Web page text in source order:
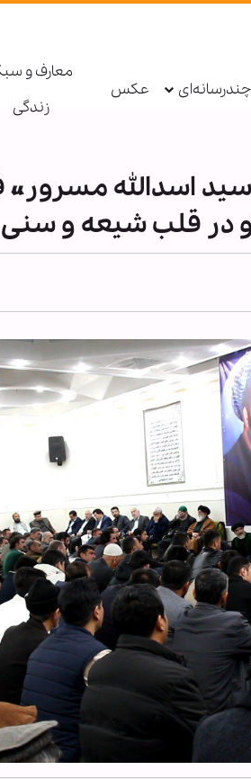
چندرسانه‌ای عکس
معارف و
زندگی
اسدالله مسرور«
در قلب شیعه و